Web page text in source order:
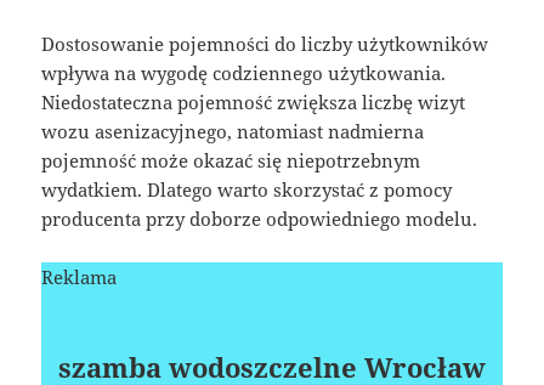
Dostosowanie pojemności do liczby użytkowników
wpływa na wygodę codziennego użytkowania.
Niedostateczna pojemność zwiększa liczbę wizyt
wozu asenizacyjnego, natomiast nadmierna
pojemność może okazać się niepotrzebnym
wydatkiem. Dlatego warto skorzystać z pomocy
producenta przy doborze odpowiedniego modelu.
Reklama
szamba wodoszczelne Wrocław